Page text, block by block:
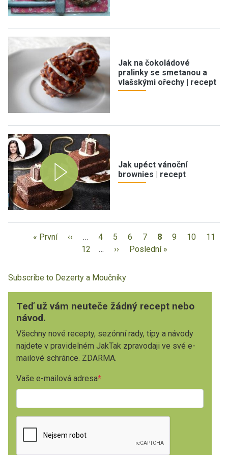
Jak na čokoládové
pralinky se smetanou a
vlašskými ořechy | recept
Jak upéct vánoční
brownies | recept
« První ‹‹ … 4 5 6 7 8 9 10
11
12
… ›› Poslední »
Subscribe to Dezerty a Moučníky
Teď už vám neuteče žádný recept nebo
návod.
Všechny nové recepty, sezónní rady, tipy a návody
najdete v pravidelném JakTak zpravodaji ve své e-
mailové schránce. ZDARMA.
Vaše e-mailová adresa